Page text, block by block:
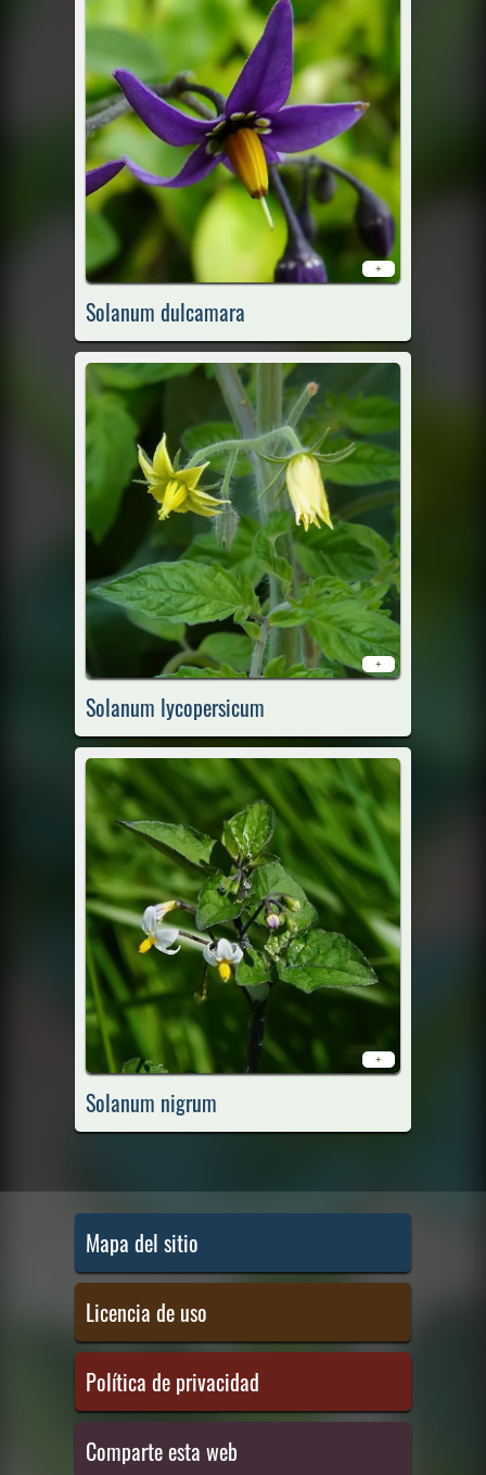
+
Solanum dulcamara
+
Solanum lycopersicum
+
Solanum nigrum
Mapa del sitio
Licencia de uso
Política de privacidad
Comparte esta web